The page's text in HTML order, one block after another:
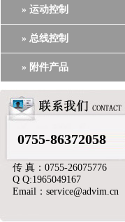
» 运动控制
» 总线控制
» 附件产品
0755-86372058
传 真：0755-26075776
Q Q:1965049167
Email：service@advim.cn